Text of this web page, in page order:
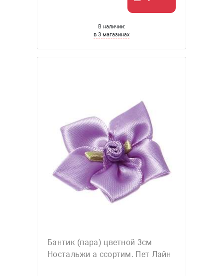
В наличии:
в 3 магазинах
Бантик (пара) цветной 3см
Ностальжи а ссортим. Пет Лайн